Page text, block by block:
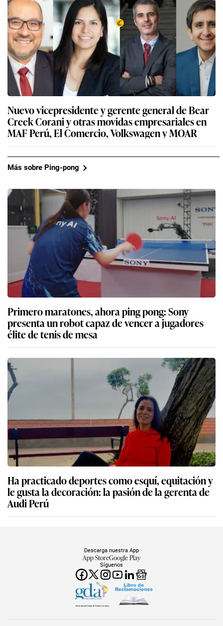
Nuevo vicepresidente y gerente general de Bear
Creek Corani y otras movidas empresariales en
MAF Perú, El Comercio, Volkswagen y MOAR
Más sobre Ping-pong
Primero maratones, ahora ping pong: Sony
presenta un robot capaz de vencer a jugadores
élite de tenis de mesa
Ha practicado deportes como esquí, equitación y
le gusta la decoración: la pasión de la gerenta de
Audi Perú
Síguenos
Descarga nuestra App
App StoreGoogle Play
Miembro del Grupo de Diarios América